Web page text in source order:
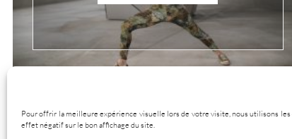
Pour offrir la meilleure expérience visuelle lors de votre visite, nous utilisons
effet négatif sur le bon affichage du site.